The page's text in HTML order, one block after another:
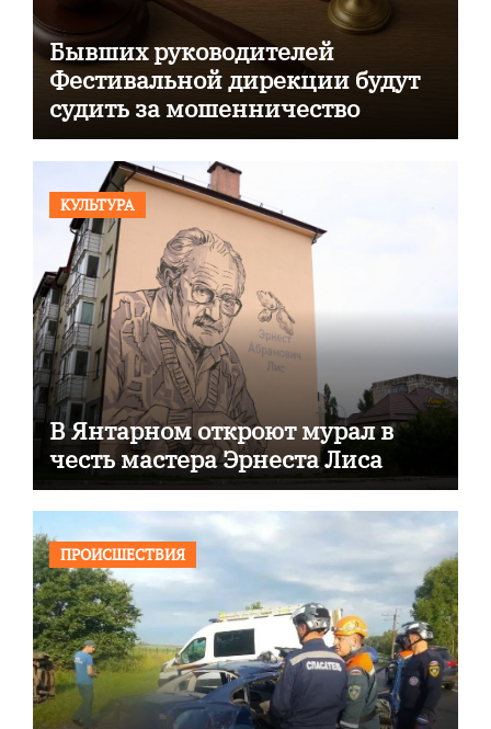
Бывших руководителей
Фестивальной дирекции будут
судить за мошенничество
КУЛЬТУРА
В Янтарном откроют мурал в
честь мастера Эрнеста Лиса
ПРОИСШЕСТВИЯ